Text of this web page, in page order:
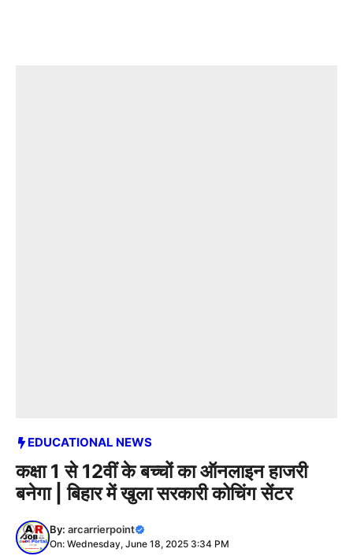
EDUCATIONAL NEWS
कक्षा 1 से 12वीं के बच्चों का ऑनलाइन हाजरी
बनेगा | बिहार में खुला सरकारी कोचिंग सेंटर
By: arcarrierpoint
On: Wednesday, June 18, 2025 3:34 PM